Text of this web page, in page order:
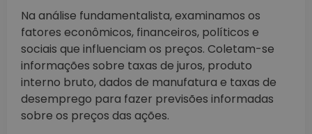
Na análise fundamentalista, examinamos os
fatores econômicos, financeiros, políticos e
sociais que influenciam os preços. Coletam-se
informações sobre taxas de juros, produto
interno bruto, dados de manufatura e taxas de
desemprego para fazer previsões informadas
sobre os preços das ações.